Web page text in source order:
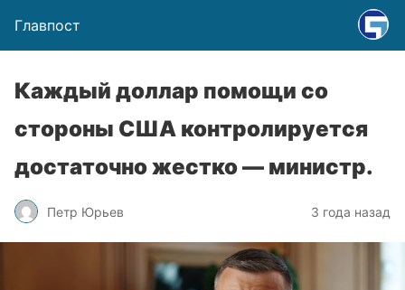
Главпост
Каждый доллар помощи со
стороны США контролируется
достаточно жестко — министр.
Петр Юрьев 3 года назад